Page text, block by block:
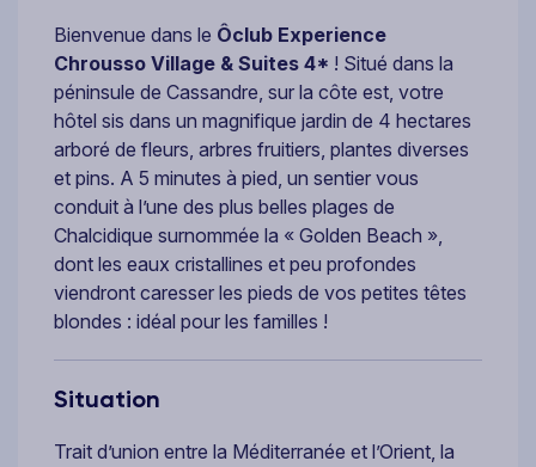
Bienvenue dans le Ôclub Experience
Chrousso Village & Suites 4* ! Situé dans la
péninsule de Cassandre, sur la côte est, votre
hôtel sis dans un magnifique jardin de 4 hectares
arboré de fleurs, arbres fruitiers, plantes diverses
et pins. A 5 minutes à pied, un sentier vous
conduit à l’une des plus belles plages de
Chalcidique surnommée la « Golden Beach »,
dont les eaux cristallines et peu profondes
viendront caresser les pieds de vos petites têtes
blondes : idéal pour les familles !
Situation
Trait d’union entre la Méditerranée et l’Orient, la